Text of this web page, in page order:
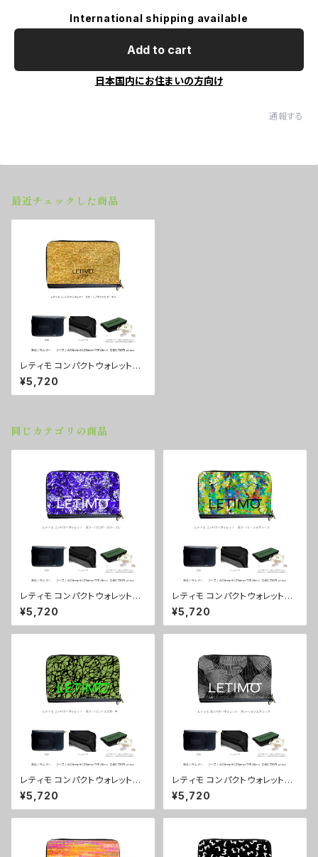
International shipping available
Add to cart
日本国内にお住まいの方向け
通報する
最近チェックした商品
レティモ コンパクトウォレット
カラー/プラネットビーナス ■
配送まで２週間
¥5,720
同じカテゴリの商品
レティモ コンパクトウォレット
カラー/プロポーズパープル ■
配送まで3週間
¥5,720
レティモ コンパクトウォレット
カラー/リーフスグリーン ■配
送まで3週間
¥5,720
レティモ コンパクトウォレット
カラー/ブレインズカーキ ■配
送まで3週間
¥5,720
レティモ コンパクトウォレット
カラー/センスブラック ■配送
まで3週間
¥5,720